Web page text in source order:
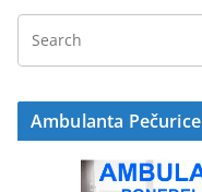
Ambulanta Pečurice